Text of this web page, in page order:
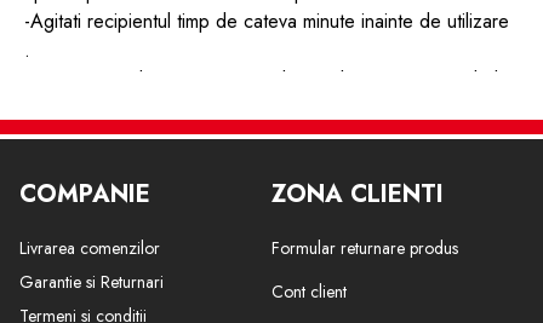
-Agitati recipientul timp de cateva minute inainte de utilizare
.
-Tineti spray-ul in pozitie verticala si aplicati vopseaua de la
-Aplicati in strat subtire si repetati actiunea de 2- 3 ori la
mai multe aplicari.
capacul in jos si pulverizati pentru cateva secunde . Astfel
eliminati resturile de vopsea din interiorul tubului de
pulverizare in acest fel veti putea reutiliza spray-ul .
COMPANIE
Livrarea comenzilor
Garantie si Returnari
Termeni si conditii
ZONA CLIENTI
Formular returnare produs
Cont client